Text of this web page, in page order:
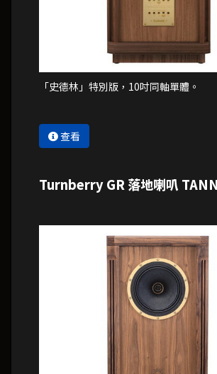
「史德林」特別版，10吋同軸單體。
查看
Turnberry GR 落地喇叭